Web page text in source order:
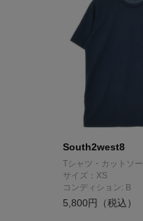
South2west8
Tシャツ・カットソー
サイズ：XS
コンディション: B
5,800円（税込）